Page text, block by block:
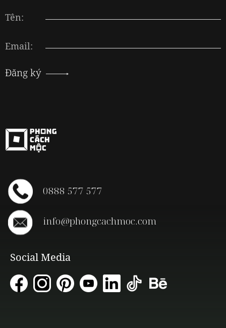
Tên:
Email:
Đăng ký
0888 577 577
info@phongcachmoc.com
Social Media